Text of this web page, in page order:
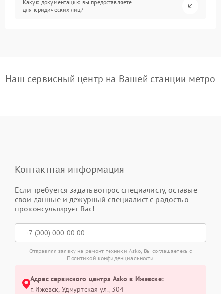
Какую документацию вы предоставляете
для юридических лиц?
Наш сервисный центр на Вашей станции метро
Контактная информация
Если требуется задать вопрос специалисту, оставьте
свои данные и дежурный специалист с радостью
проконсультирует Вас!
Отправляя заявку на ремонт техники Asko, Вы соглашаетесь с
Политикой конфиденциальности
Адрес сервисного центра Asko в Ижевске:
г. Ижевск, Удмуртская ул., 304